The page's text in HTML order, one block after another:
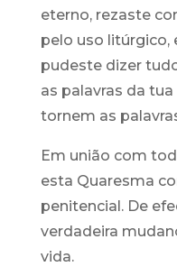
eterno, rezaste
pelo uso litúrgico,
pudeste dizer
as palavras da
tornem as
Em união com
esta Quaresma
penitencial. De
verdadeira
vida.